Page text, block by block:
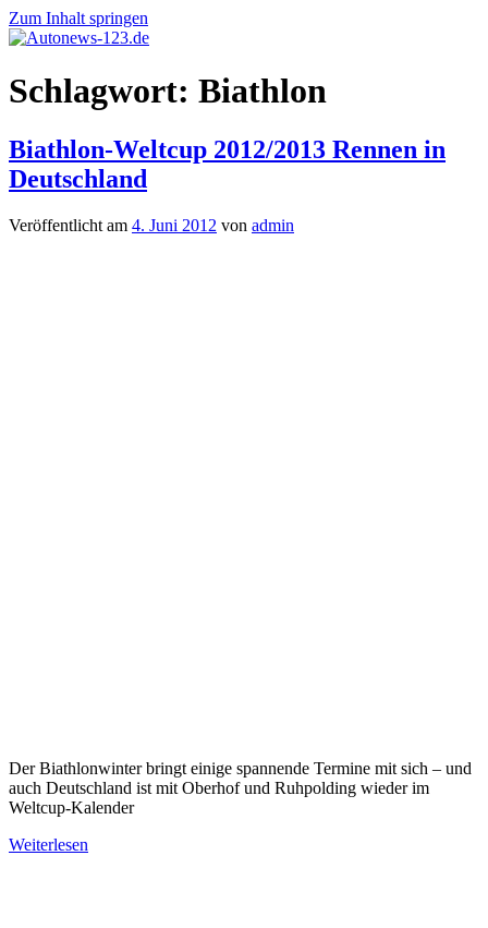
Zum Inhalt springen
Autonews-
123.de
Autonews
mit
Schlagwort: Biathlon
Biathlon-Weltcup 2012/2013 Rennen in
Deutschland
Veröffentlicht am 4. Juni 2012 von admin
Der Biathlonwinter bringt einige spannende Termine mit sich – und
auch Deutschland ist mit Oberhof und Ruhpolding wieder im
Weltcup-Kalender
Weiterlesen